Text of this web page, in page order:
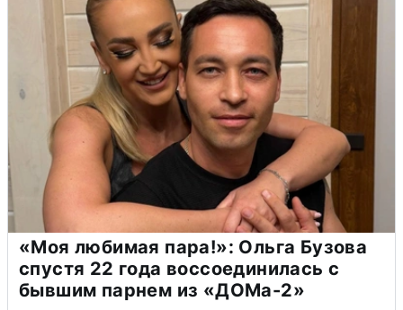
«Моя любимая пара!»: Ольга Бузова
спустя 22 года воссоединилась с
бывшим парнем из «ДОМа-2»